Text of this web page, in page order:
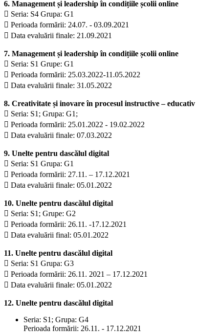
6. Management și leadership în condițiile școlii online
 Seria: S4 Grupa: G1
 Perioada formării: 24.07. - 03.09.2021
 Data evaluării finale: 21.09.2021
7. Management și leadership în condițiile școlii online
 Seria: S1 Grupe: G1
 Perioada formării: 25.03.2022-11.05.2022
 Data evaluării finale: 31.05.2022
8. Creativitate și inovare în procesul instructive – educativ
 Seria: S1; Grupa: G1;
 Perioada formării: 25.01.2022 - 19.02.2022
 Data evaluării finale: 07.03.2022
9. Unelte pentru dascălul digital
 Seria: S1 Grupa: G1
 Perioada formării: 27.11. – 17.12.2021
 Data evaluării finale: 05.01.2022
10. Unelte pentru dascălul digital
 Seria: S1; Grupe: G2
 Perioada formării: 26.11. -17.12.2021
 Data evaluării final: 05.01.2022
11. Unelte pentru dascălul digital
 Seria: S1 Grupa: G3
 Perioada formării: 26.11. 2021 – 17.12.2021
 Data evaluării finale: 05.01.2022
12. Unelte pentru dascălul digital
Seria: S1; Grupa: G4
Perioada formării: 26.11. - 17.12.2021